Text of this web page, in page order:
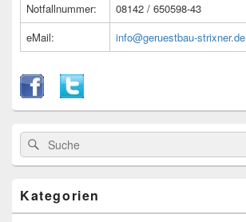
Notfallnummer:
08142 / 650598-43
eMail:
info@geruestbau-strixner.de
Suche
nach:
Suche
Kategorien